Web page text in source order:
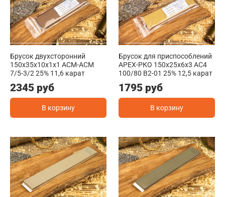
Брусок двухсторонний
150x35x10x1x1 АСМ-АСМ
7/5-3/2 25% 11,6 карат
2345 руб
В корзину
Брусок для приспособлений
АРЕХ-РКО 150x25x6x3 АС4
100/80 В2-01 25% 12,5 карат
1795 руб
В корзину